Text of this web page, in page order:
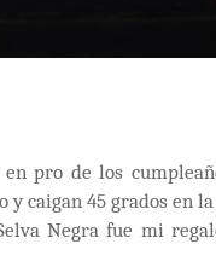
pro de los
y caigan 45 grados en
Negra fue mi